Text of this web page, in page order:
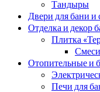
Тандыры
Двери для бани и
Отделка и декор
Плитка
Смеси
Отопительные и
Печи для